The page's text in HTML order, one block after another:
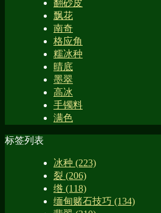
翻砂皮
飘花
南奇
格应角
糯冰种
晴底
墨翠
高冰
手镯料
满色
标签列表
冰种 (223)
裂 (206)
绺 (118)
缅甸赌石技巧 (134)